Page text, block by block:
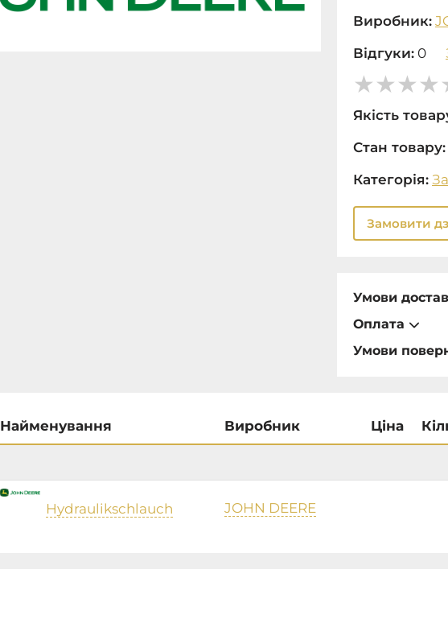
Виробник:
Відгуки: 0
Якість
Стан товару:
Категорія:
Замовити
Умови
Оплата
Умови
Найменування Виробник Ціна
Hydraulikschlauch JOHN DEERE